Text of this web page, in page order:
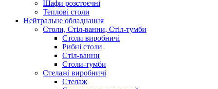
Шафи розстоєчні
Теплові столи
Нейтральне обладнання
Столи, Стіл-ванни, Стіл-тумби
Столи виробничі
Рибні столи
Стіл-ванни
Столи-тумби
Стелажі виробничі
Стелаж